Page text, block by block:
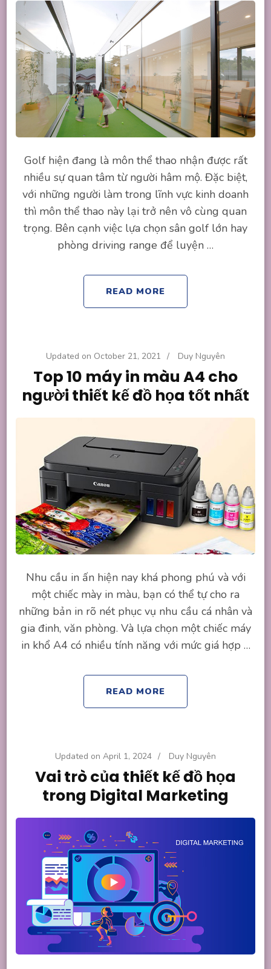
Golf hiện đang là môn thể thao nhận được rất
nhiều sự quan tâm từ người hâm mộ. Đặc biệt,
với những người làm trong lĩnh vực kinh doanh
thì môn thể thao này lại trở nên vô cùng quan
trọng. Bên cạnh việc lựa chọn sân golf lớn hay
phòng driving range để luyện …
READ MORE
Updated on October 21, 2021 / Duy Nguyên
Top 10 máy in màu A4 cho
người thiết kế đồ họa tốt nhất
Nhu cầu in ấn hiện nay khá phong phú và với
một chiếc mày in màu, bạn có thể tự cho ra
những bản in rõ nét phục vụ nhu cầu cá nhân và
gia đinh, văn phòng. Và lựa chọn một chiếc máy
in khổ A4 có nhiều tính năng với mức giá hợp …
READ MORE
Updated on April 1, 2024 / Duy Nguyên
Vai trò của thiết kế đồ họa
trong Digital Marketing